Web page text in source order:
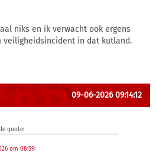
niks en ik verwacht ook ergens
veiligheidsincident in dat kutland.
09-06-2026 09:14:12
quote:
om 08:59: